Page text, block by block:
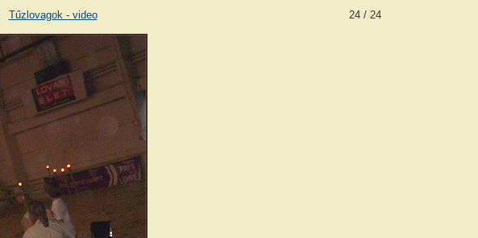
Tűzlovagok - video 24 / 24